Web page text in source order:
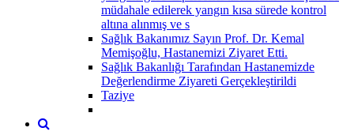
müdahale edilerek yangın kısa sürede kontrol
altına alınmış ve s
Sağlık Bakanımız Sayın Prof. Dr. Kemal
Memişoğlu, Hastanemizi Ziyaret Etti.
Sağlık Bakanlığı Tarafından Hastanemizde
Değerlendirme Ziyareti Gerçekleştirildi
Taziye